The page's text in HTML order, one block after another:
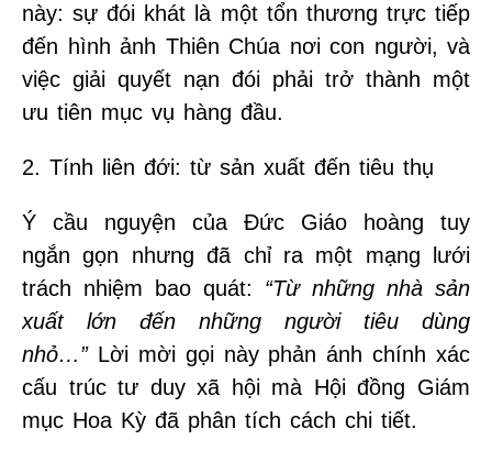
này: sự đói khát là một tổn thương trực tiếp
đến hình ảnh Thiên Chúa nơi con người, và
việc giải quyết nạn đói phải trở thành một
ưu tiên mục vụ hàng đầu.
2. Tính liên đới: từ sản xuất đến tiêu thụ
Ý cầu nguyện của Đức Giáo hoàng tuy
ngắn gọn nhưng đã chỉ ra một mạng lưới
trách nhiệm bao quát: “Từ những nhà sản
xuất lớn đến những người tiêu dùng
nhỏ…”Lời mời gọi này phản ánh chính xác
cấu trúc tư duy xã hội mà Hội đồng Giám
mục Hoa Kỳ đã phân tích cách chi tiết.